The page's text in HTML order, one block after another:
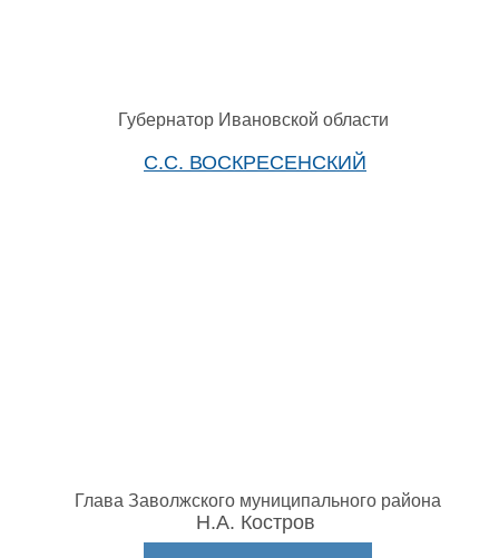
Губернатор Ивановской области
С.С. ВОСКРЕСЕНСКИЙ
Глава Заволжского муниципального района
Н.А. Костров